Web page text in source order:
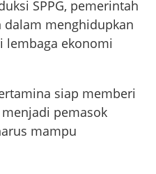
SPPG, pemerintah
dalam menghidupkan
lembaga ekonomi
siap memberi
menjadi pemasok
mampu